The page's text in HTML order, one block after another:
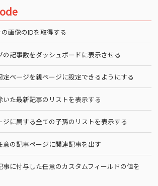
画像のIDを取得する
の記事数をダッシュボードに表示させる
ページを親ページに設定できるようにする
た最新記事のリストを表示する
に属する全ての子孫のリストを表示する
意の記事ページに関連記事を出す
事に付与した任意のカスタムフィールドの値を